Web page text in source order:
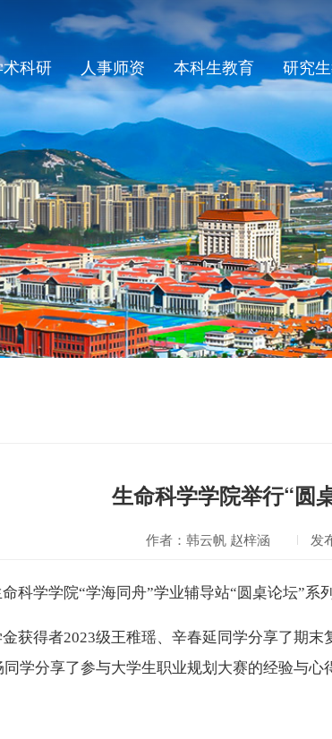
科研 人事师资 本科生教育 研究
生命科学学院举行“圆
作者：韩云帆 赵梓涵 发
命科学学院“学海同舟”学业辅导站“圆桌论坛”系
金获得者2023级王稚瑶、辛春延 同学分享了期末
同学分享了参与大学生职业规划大赛的经验与